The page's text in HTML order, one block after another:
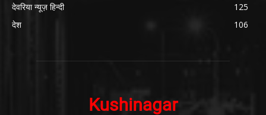
देवरिया न्यूज़ हिन्दी
125
देश
106